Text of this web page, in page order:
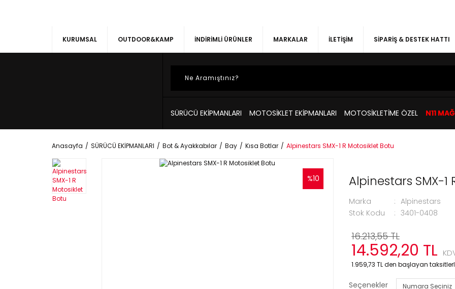
KURUMSAL OUTDOOR&KAMP İNDİRİMLİ ÜRÜNLER MARKALAR İLETİŞİM SİPARİŞ & DESTEK HATTI
SÜRÜCÜ EKİPMANLARI MOTOSİKLET EKİPMANLARI MOTOSİKLETİME ÖZEL N11
Anasayfa SÜRÜCÜ EKİPMANLARI Bot & Ayakkabılar Bay Kısa Botlar Alpinestars SMX-1 R Motosiklet Botu
%10 Alpinestars SMX-1
Marka
Alpinestars
Stok Kodu
3401-0408
16.213,55 TL
14.592,20 TL
1.959,73 TL den başlayan
Seçenekler